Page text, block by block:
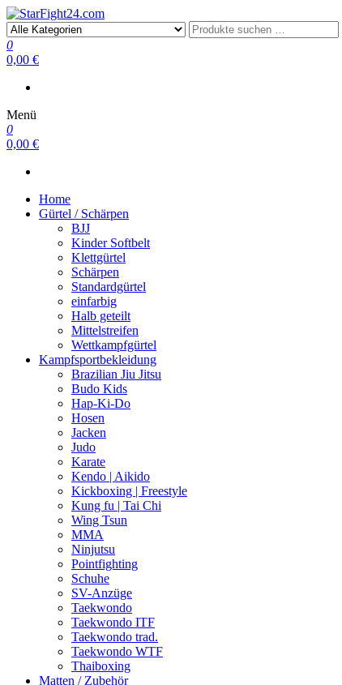
StarFight24.com
Kampfsportartikel
0
0,00 €
Menü
0
0,00 €
Home
Gürtel / Schärpen
BJJ
Kinder Softbelt
Klettgürtel
Schärpen
Standardgürtel
einfarbig
Halb geteilt
Mittelstreifen
Wettkampfgürtel
Kampfsportbekleidung
Brazilian Jiu Jitsu
Budo Kids
Hap-Ki-Do
Hosen
Jacken
Judo
Karate
Kendo | Aikido
Kickboxing | Freestyle
Kung fu | Tai Chi
Wing Tsun
MMA
Ninjutsu
Pointfighting
Schuhe
SV-Anzüge
Taekwondo
Taekwondo ITF
Taekwondo trad.
Taekwondo WTF
Thaiboxing
Matten / Zubehör